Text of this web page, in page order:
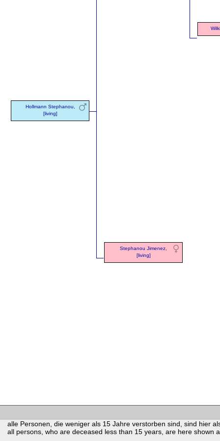
Hollmann Stephanou,
[living]
Stephanou Jimenez,
[living]
alle Personen, die weniger als 15 Jahre verstorben sind, sind hier
all persons, who are deceased less than 15 years, are here shown